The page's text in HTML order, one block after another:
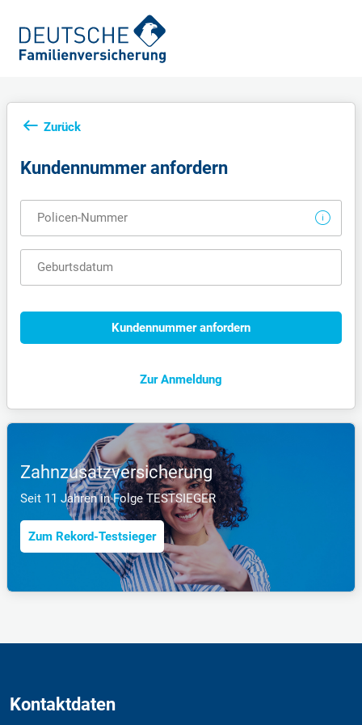
Zurück
Kundennummer anfordern
Policen-Nummer
Geburtsdatum
Kundennummer anfordern
Zur Anmeldung
Zahnzusatzversicherung
Seit 11 Jahren in Folge TESTSIEGER
Zum Rekord-Testsieger
Kontaktdaten